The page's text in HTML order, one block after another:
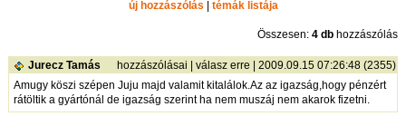
új hozzászólás
témák listája
Összesen:4 db hozzászólás
Jurecz Tamás hozzászólásai |válasz erre | 2009.09.15 07:26:48 (2355)
Amugy köszi szépen Juju majd valamit kitalálok.Az az igazság,hogy pénzért
rátöltik a gyártónál de igazság szerint ha nem muszáj nem akarok fizetni.